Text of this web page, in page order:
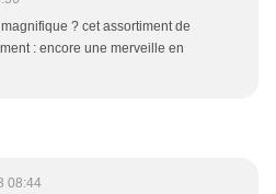
? cet assortiment de
: encore une merveille en
08:44